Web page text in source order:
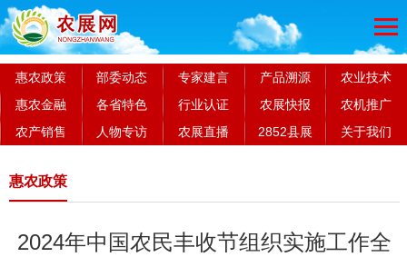
惠农政策 部委动态 专家建言 产品溯源
农业技术
惠农金融
各省特色 行业认证 农展快报
农机推广
农产销售
人物专访 农展直播 2852县展 关于我们
惠农政策
2024年中国农民丰收节组织实施工作全